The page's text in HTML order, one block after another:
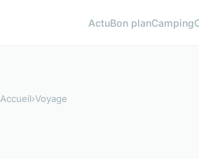
ActuBon planCamping
Accueil›Voyage